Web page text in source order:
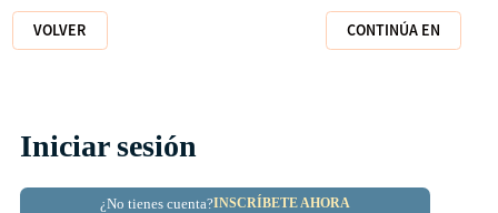
VOLVER CONTINÚA EN
Iniciar sesión
¿No tienes cuenta?INSCRÍBETE AHORA